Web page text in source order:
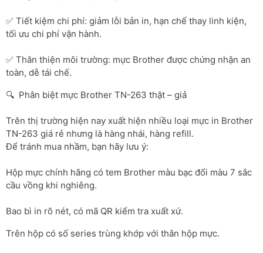
✅ Tiết kiệm chi phí: giảm lỗi bản in, hạn chế thay linh kiện,
tối ưu chi phí vận hành.
✅ Thân thiện môi trường: mực Brother được chứng nhận an
toàn, dễ tái chế.
🔍 Phân biệt mực Brother TN-263 thật – giả
Trên thị trường hiện nay xuất hiện nhiều loại mực in Brother
TN-263 giá rẻ nhưng là hàng nhái, hàng refill.
Để tránh mua nhầm, bạn hãy lưu ý:
Hộp mực chính hãng có tem Brother màu bạc đổi màu 7 sắc
cầu vồng khi nghiêng.
Bao bì in rõ nét, có mã QR kiểm tra xuất xứ.
Trên hộp có số series trùng khớp với thân hộp mực.